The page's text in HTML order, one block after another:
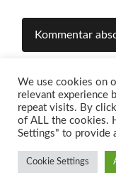
© 2026
We use cookies on
relevant experience
repeat visits. By
of ALL the cookies.
Settings" to provide
Cookie Settings